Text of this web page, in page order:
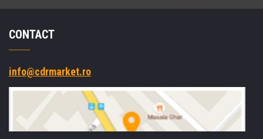
CONTACT
info@cdrmarket.ro